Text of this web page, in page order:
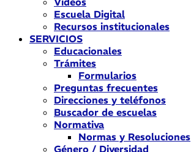
Escuela Digital
Recursos institucionales
SERVICIOS
Educacionales
Trámites
Formularios
Preguntas frecuentes
Direcciones y teléfonos
Buscador de escuelas
Normativa
Normas y Resoluciones
Género / Diversidad